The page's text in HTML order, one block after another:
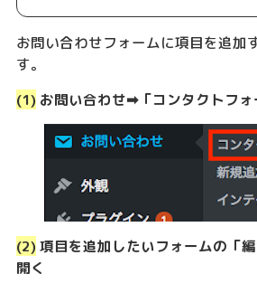
お問い合わせフォームに項目を追加
す。
(1) お問い合わせ➡︎「コンタクトフォ
(2) 項目を追加したいフォームの「
開く